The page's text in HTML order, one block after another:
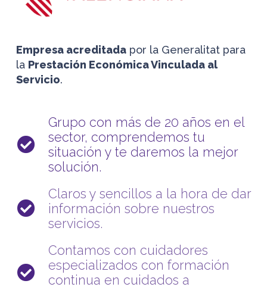
Empresa acreditada por la Generalitat para
la Prestación Económica Vinculada al
Servicio.
Grupo con más de 20 años en el
sector, comprendemos tu
situación y te daremos la mejor
solución.
Claros y sencillos a la hora de dar
información sobre nuestros
servicios.
Contamos con cuidadores
especializados con formación
continua en cuidados a